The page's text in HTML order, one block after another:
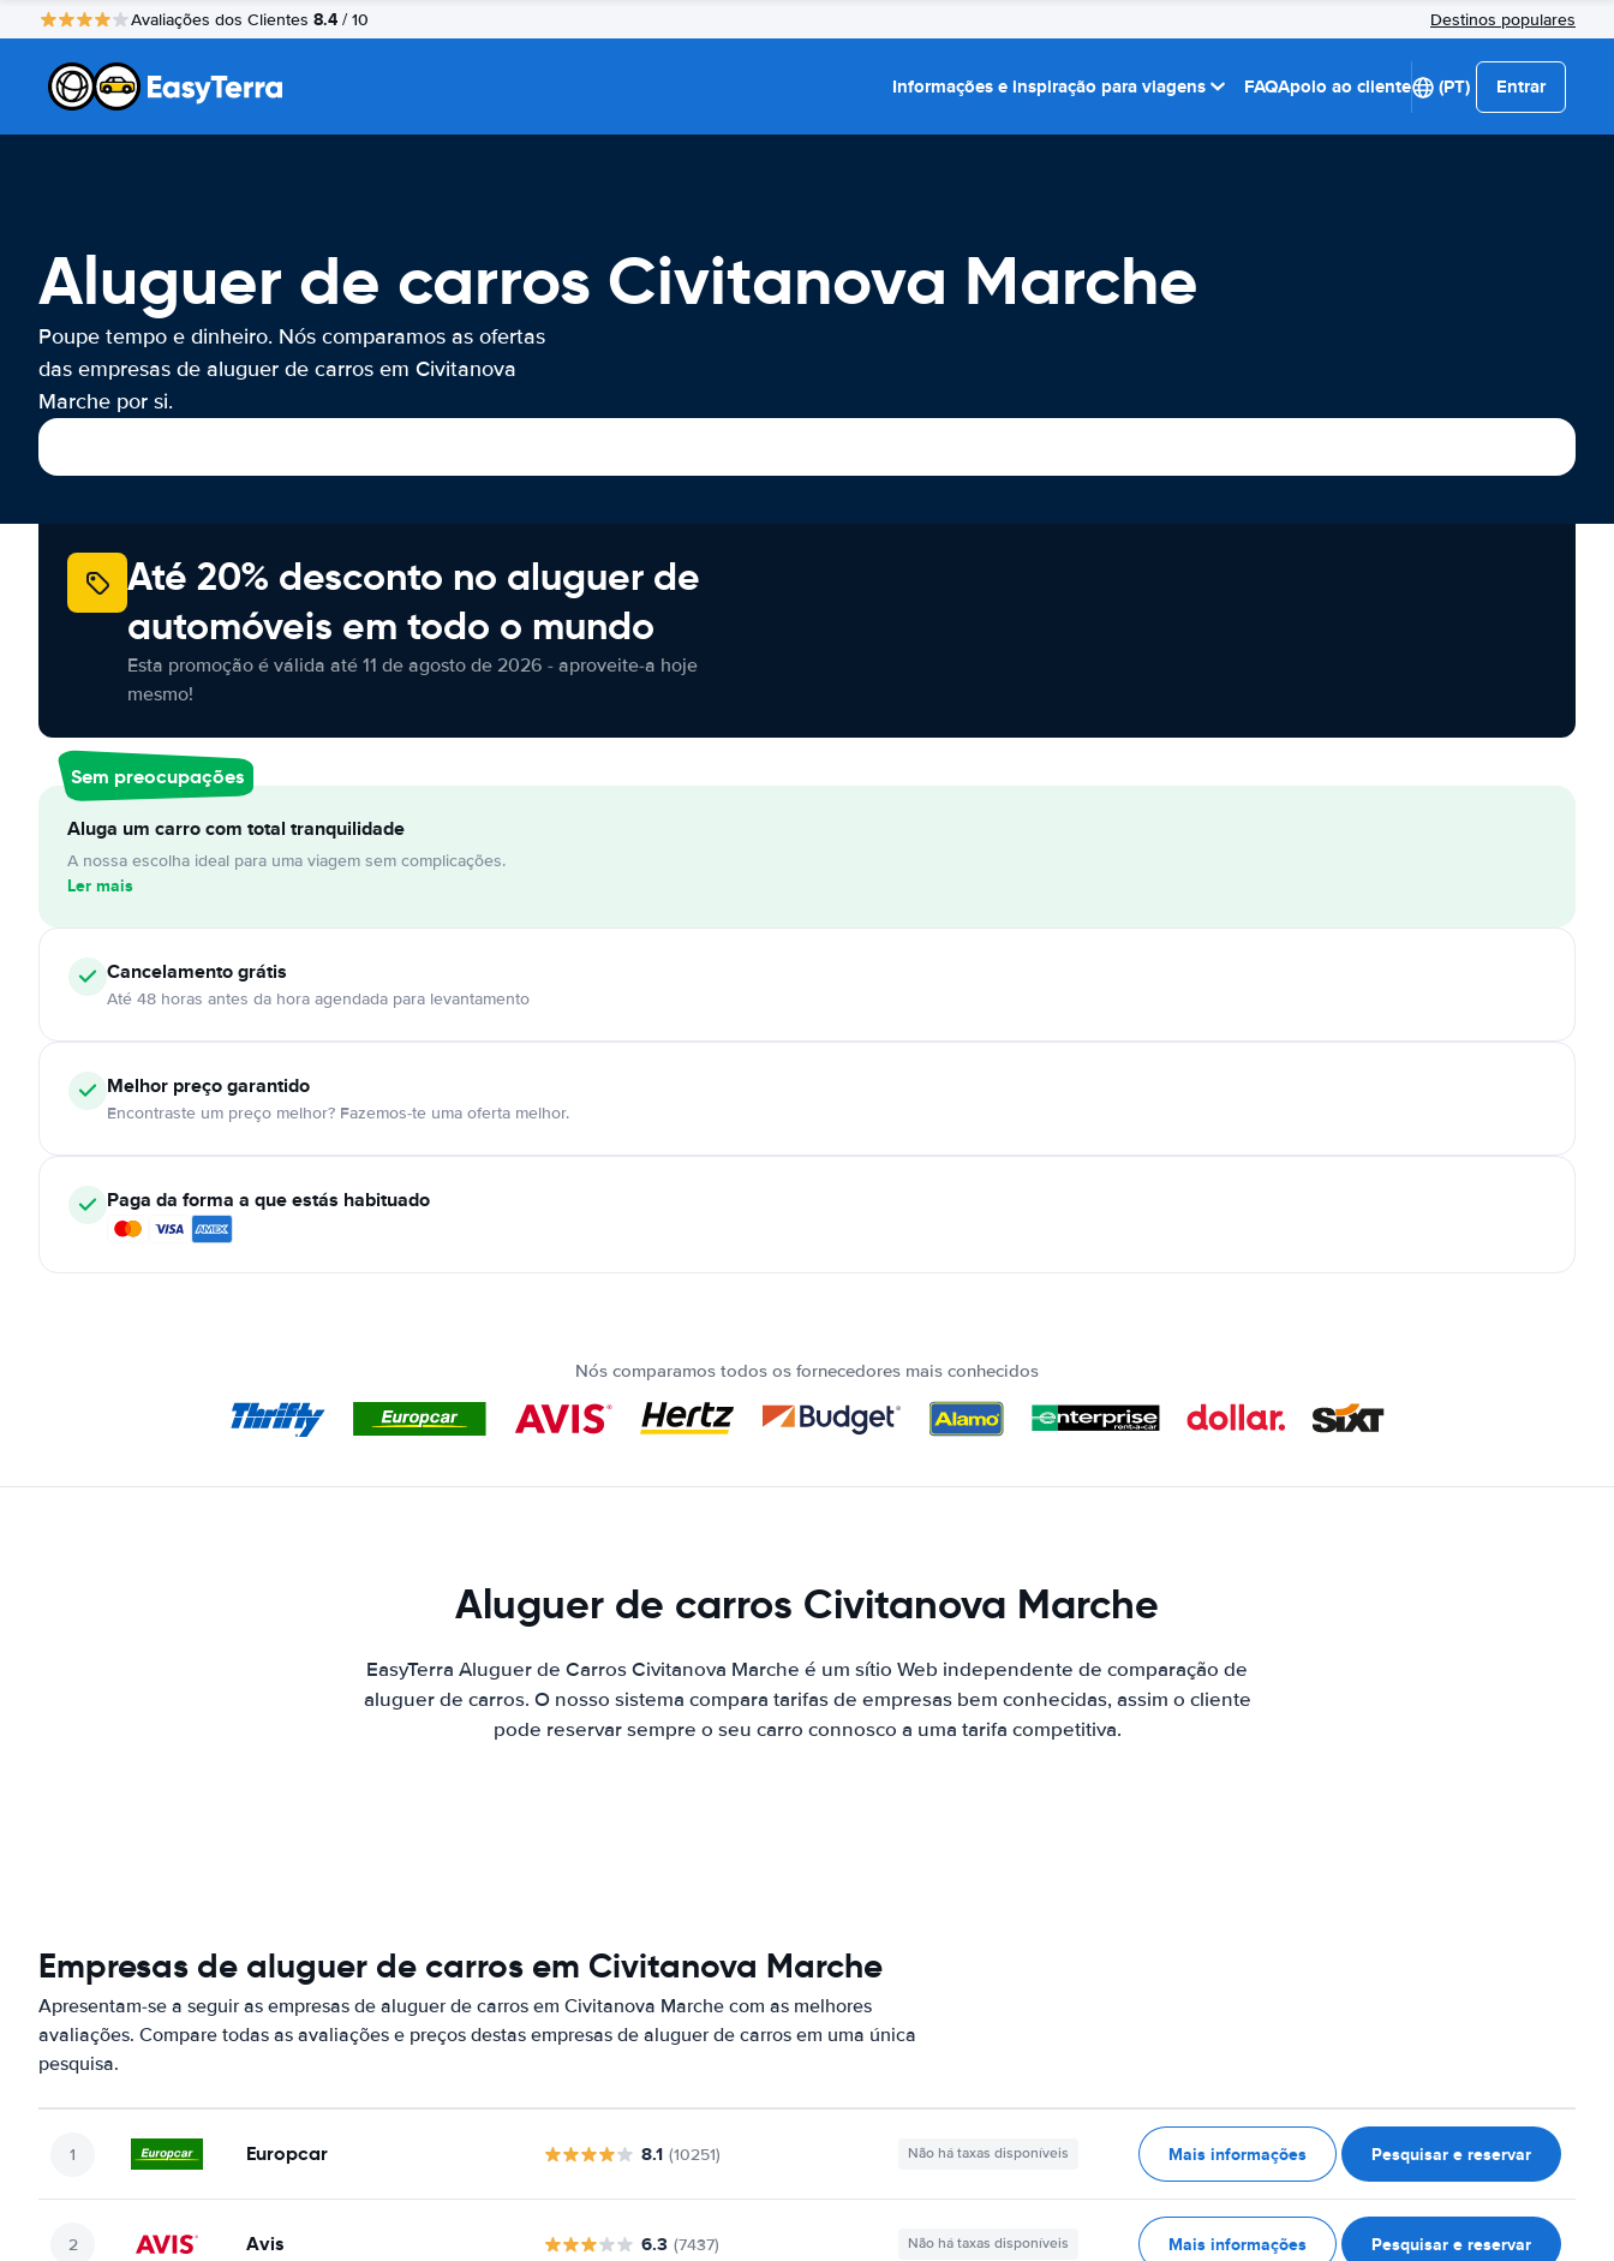
Avaliações dos Clientes 8.4 / 10 Destinos populares
Informações e inspiração para viagens FAQApoio ao cliente (PT) Entrar
Aluguer de carros Civitanova Marche
Poupe tempo e dinheiro. Nós comparamos as ofertas
das empresas de aluguer de carros em Civitanova
Marche por si.
Até 20% desconto no aluguer de
automóveis em todo o mundo
Esta promoção é válida até 11 de agosto de 2026 - aproveite-a hoje
mesmo!
Sem preocupações
Aluga um carro com total tranquilidade
A nossa escolha ideal para uma viagem sem complicações.
Ler mais
Cancelamentográtis
Até 48 horas antes da hora agendada para levantamento
Melhor preço garantido
Encontraste um preço melhor? Fazemos-te uma oferta melhor.
Paga da forma a que estás habituado
Nós comparamos todos os fornecedores mais conhecidos
Aluguer de carros Civitanova Marche
EasyTerra Aluguer de Carros Civitanova Marche é um sítio Web independente de comparação de
aluguer de carros. O nosso sistema compara tarifas de empresas bem conhecidas, assim o cliente
pode reservar sempre o seu carro connosco a uma tarifa competitiva.
Empresas de aluguer de carros em Civitanova Marche
Apresentam-se a seguir as empresas de aluguer de carros em Civitanova Marche com as melhores
avaliações. Compare todas as avaliações e preços destas empresas de aluguer de carros em uma única
pesquisa.
Europcar 8.1 (10251) Não há taxas disponíveis Mais informações Pesquisar e reservar
Avis 6.3 (7437) Não há taxas disponíveis Mais informações Pesquisar e reservar